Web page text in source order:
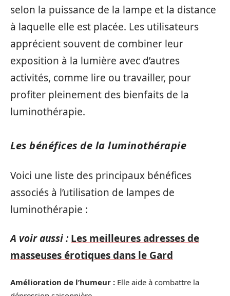
selon la puissance de la lampe et la distance
à laquelle elle est placée. Les utilisateurs
apprécient souvent de combiner leur
exposition à la lumière avec d’autres
activités, comme lire ou travailler, pour
profiter pleinement des bienfaits de la
luminothérapie.
Les bénéfices de la luminothérapie
Voici une liste des principaux bénéfices
associés à l’utilisation de lampes de
luminothérapie :
A voir aussi : Les meilleures adresses de
masseuses érotiques dans le Gard
Amélioration de l’humeur : Elle aide à combattre la